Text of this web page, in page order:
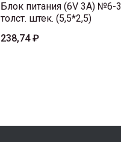
Блок питания (6V 3A) №6-3
толст. штек. (5,5*2,5)
238,74 ₽